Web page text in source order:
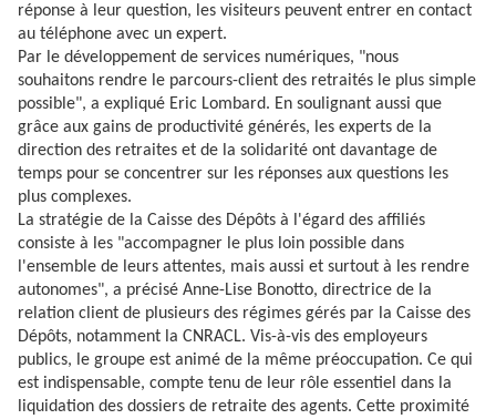
réponse à leur question, les visiteurs peuvent entrer en contact
au téléphone avec un expert.
Par le développement de services numériques, "nous
souhaitons rendre le parcours-client des retraités le plus simple
possible", a expliqué Eric Lombard. En soulignant aussi que
grâce aux gains de productivité générés, les experts de la
direction des retraites et de la solidarité ont davantage de
temps pour se concentrer sur les réponses aux questions les
plus complexes.
La stratégie de la Caisse des Dépôts à l'égard des affiliés
consiste à les "accompagner le plus loin possible dans
l'ensemble de leurs attentes, mais aussi et surtout à les rendre
autonomes", a précisé Anne-Lise Bonotto, directrice de la
relation client de plusieurs des régimes gérés par la Caisse des
Dépôts, notamment la CNRACL. Vis-à-vis des employeurs
publics, le groupe est animé de la même préoccupation. Ce qui
est indispensable, compte tenu de leur rôle essentiel dans la
liquidation des dossiers de retraite des agents. Cette proximité